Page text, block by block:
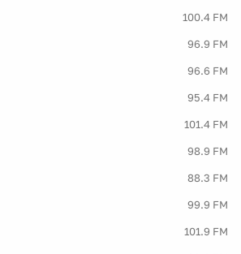
100.4 FM
96.9 FM
96.6 FM
95.4 FM
101.4 FM
98.9 FM
88.3 FM
99.9 FM
101.9 FM